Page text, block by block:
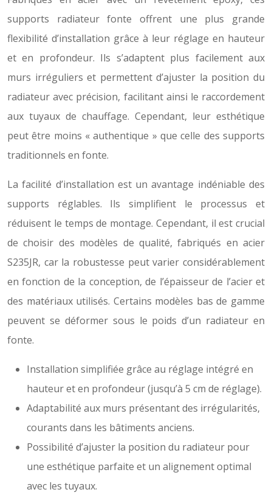
supports radiateur fonte offrent une plus grande
flexibilité d’installation grâce à leur réglage en hauteur
et en profondeur. Ils s’adaptent plus facilement aux
murs irréguliers et permettent d’ajuster la position du
radiateur avec précision, facilitant ainsi le raccordement
aux tuyaux de chauffage. Cependant, leur esthétique
peut être moins « authentique » que celle des supports
traditionnels en fonte.
La facilité d’installation est un avantage indéniable des
supports réglables. Ils simplifient le processus et
réduisent le temps de montage. Cependant, il est crucial
de choisir des modèles de qualité, fabriqués en acier
S235JR, car la robustesse peut varier considérablement
en fonction de la conception, de l’épaisseur de l’acier et
des matériaux utilisés. Certains modèles bas de gamme
peuvent se déformer sous le poids d’un radiateur en
fonte.
Installation simplifiée grâce au réglage intégré en
hauteur et en profondeur (jusqu’à 5 cm de réglage).
Adaptabilité aux murs présentant des irrégularités,
courants dans les bâtiments anciens.
Possibilité d’ajuster la position du radiateur pour
une esthétique parfaite et un alignement optimal
avec les tuyaux.